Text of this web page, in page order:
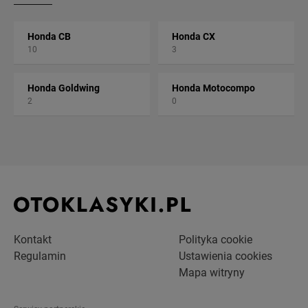
Honda CB
10
Honda CX
3
Honda Goldwing
2
Honda Motocompo
0
Kontakt
Regulamin
Polityka cookie
Ustawienia cookies
Mapa witryny